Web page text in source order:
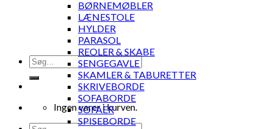
Søg
efter:
Ingen varer i kurven.
BØRNEMØBLER
LÆNESTOLE
HYLDER
PARASOL
REOLER & SKABE
SENGEGAVLE
SKAMLER & TABURETTER
SKRIVEBORDE
SOFABORDE
SOFAER
SPISEBORDE